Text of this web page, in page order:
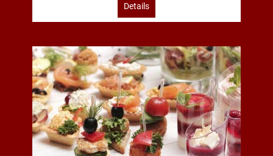
Details